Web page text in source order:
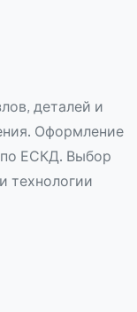
деталей и
Оформление
ЕСКД. Выбор
технологии